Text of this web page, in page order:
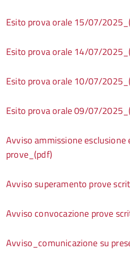
Esito prova orale 15/07/
Esito prova orale 14/07/
Esito prova orale 10/07/
Esito prova orale 09/07/
Avviso ammissione esclusione
prove_(pdf)
Avviso superamento prove
Avviso convocazione prove
Avviso_comunicazione su